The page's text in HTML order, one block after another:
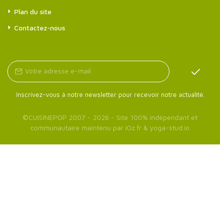
Plan du site
Contactez-nous
Inscrivez-vous à notre newsletter pour recevoir notre actualité.
©CUISINEPOP 2007 - 2026 - Site 100% indépendant et
communautaire maintenu par iOz.fr & yoga-stud.io